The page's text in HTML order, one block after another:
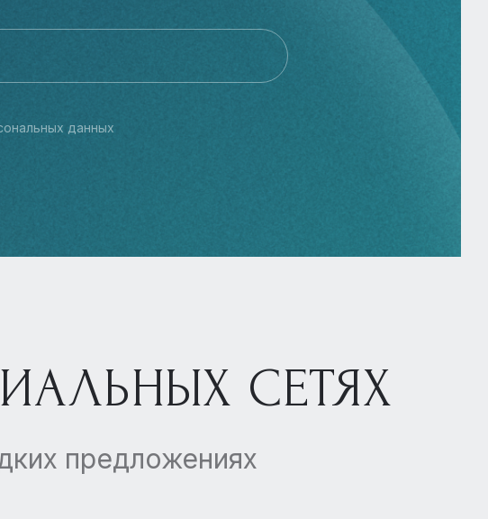
данных
СЕТЯХ
предложениях